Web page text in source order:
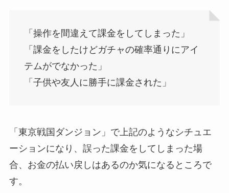
「操作を間違えて課金をしてしまった」
「課金をしたけどガチャの確率通りにアイ
テムがでなかった」
「子供や友人に勝手に課金された」
「東京戦国ダンジョン」で上記のようなシチュエ
ーションになり、誤った課金をしてしまった場
合、お金の払い戻しはあるのか気になるところで
す。